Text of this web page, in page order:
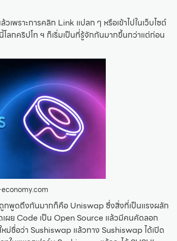
พราะการคลิก Link แปลก ๆ หรือเข้าไปในเว็บไซต์
ลกคริปโท ฯ ก็เริ่มเป็นที่รู้จักกันมากขึ้นกว่าแต่ก่อน
พูดถึงกันมากก็คือ Uniswap ซึ่งสิ่งที่เป็นแรงผลัก
ผย Code เป็น Open Source แล้วมีคนคัดลอก
ชื่อว่า Sushiswap แล้วทาง Sushiswap ได้เปิด